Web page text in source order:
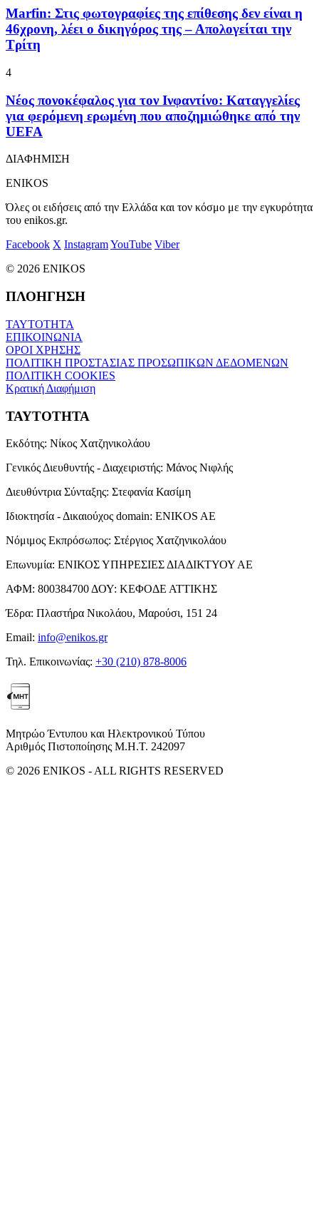
Marfin: Στις φωτογραφίες της επίθεσης δεν είναι η
46χρονη, λέει ο δικηγόρος της – Απολογείται την
Τρίτη
4
Νέος πονοκέφαλος για τον Ινφαντίνο: Καταγγελίες
για φερόμενη ερωμένη που αποζημιώθηκε από την
UEFA
ΔΙΑΦΗΜΙΣΗ
ENIKOS
Όλες οι ειδήσεις από την Ελλάδα και τον κόσμο με την εγκυρότητα
του enikos.gr.
Facebook X InstagramYouTube Viber
© 2026 ENIKOS
ΠΛΟΗΓΗΣΗ
ΤΑΥΤΟΤΗΤΑ
ΕΠΙΚΟΙΝΩΝΙΑ
ΟΡΟΙ ΧΡΗΣΗΣ
ΠΟΛΙΤΙΚΗ ΠΡΟΣΤΑΣΙΑΣ ΠΡΟΣΩΠΙΚΩΝ ΔΕΔΟΜΕΝΩΝ
ΠΟΛΙΤΙΚΗ COOKIES
Κρατική Διαφήμιση
ΤΑΥΤΟΤΗΤΑ
Εκδότης: Νίκος Χατζηνικολάου
Γενικός Διευθυντής - Διαχειριστής: Μάνος Νιφλής
Διευθύντρια Σύνταξης: Στεφανία Κασίμη
Ιδιοκτησία - Δικαιούχος domain: ENIKOS AE
Νόμιμος Εκπρόσωπος: Στέργιος Χατζηνικολάου
Επωνυμία: ΕΝΙΚΟΣ ΥΠΗΡΕΣΙΕΣ ΔΙΑΔΙΚΤΥΟΥ ΑΕ
ΑΦΜ: 800384700 ΔΟΥ: ΚΕΦΟΔΕ ΑΤΤΙΚΗΣ
Έδρα: Πλαστήρα Νικολάου, Μαρούσι, 151 24
Email: info@enikos.gr
Τηλ. Επικοινωνίας: +30 (210) 878-8006
Μητρώο Έντυπου και Ηλεκτρονικού Τύπου
Αριθμός Πιστοποίησης Μ.Η.Τ. 242097
© 2026 ENIKOS - ALL RIGHTS RESERVED